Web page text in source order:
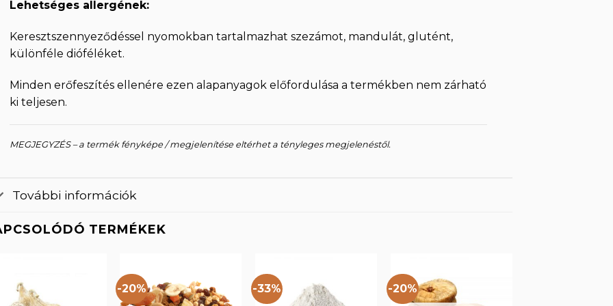
Lehetséges allergének:
Keresztszennyeződéssel nyomokban tartalmazhat szezámot, mandulát, glutént,
különféle dióféléket.
Minden erőfeszítés ellenére ezen alapanyagok előfordulása a termékben nem zárható
ki teljesen.
MEGJEGYZÉS – a termék fényképe / megjelenítése eltérhet a tényleges megjelenéstől.
További információk
TERMÉKEK
-20% -33% -20%